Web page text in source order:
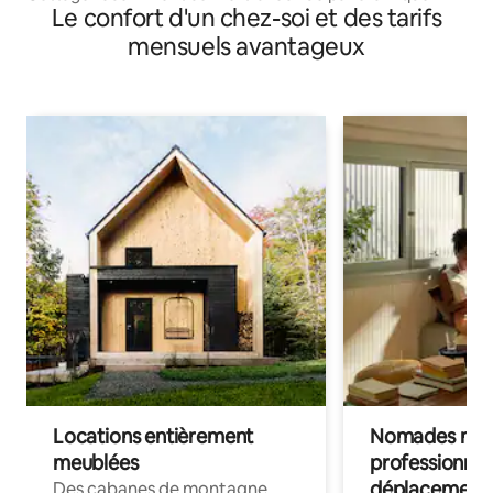
Le confort d'un chez-soi et des tarifs
mensuels avantageux
Locations entièrement
meublées
Nomades